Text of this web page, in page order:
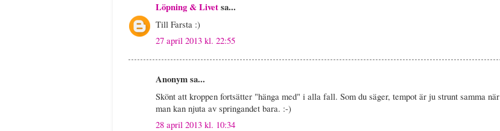
Löpning & Livetsa...
Till Farsta :)
27 april 2013 kl. 22:55
Anonym sa...
Skönt att kroppen fortsätter "hänga med" i alla fall. Som du säger, tempot är ju strunt samma när
man kan njuta av springandet bara. :-)
28 april 2013 kl. 10:34